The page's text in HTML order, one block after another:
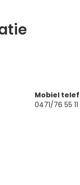
Mobiel
0471/76 55 11